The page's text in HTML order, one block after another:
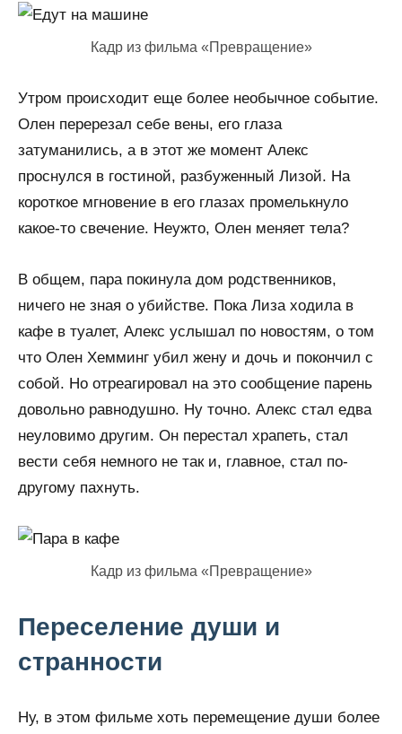
Кадр из фильма «Превращение»
Утром происходит еще более необычное событие.
Олен перерезал себе вены, его глаза
затуманились, а в этот же момент Алекс
проснулся в гостиной, разбуженный Лизой. На
короткое мгновение в его глазах промелькнуло
какое-то свечение. Неужто, Олен меняет тела?
В общем, пара покинула дом родственников,
ничего не зная о убийстве. Пока Лиза ходила в
кафе в туалет, Алекс услышал по новостям, о том
что Олен Хемминг убил жену и дочь и покончил с
собой. Но отреагировал на это сообщение парень
довольно равнодушно. Ну точно. Алекс стал едва
неуловимо другим. Он перестал храпеть, стал
вести себя немного не так и, главное, стал по-
другому пахнуть.
Кадр из фильма «Превращение»
Переселение души и
странности
Ну, в этом фильме хоть перемещение души более